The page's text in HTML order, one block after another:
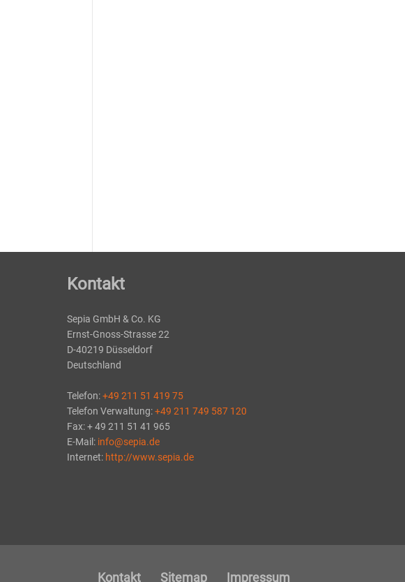
Kontakt
Sepia GmbH & Co. KG
Ernst-Gnoss-Strasse 22
D-40219 Düsseldorf
Deutschland
Telefon:+49 211 51 419 75
Telefon Verwaltung:+49 211 749 587 120
Fax: + 49 211 51 41 965
E-Mail: info@sepia.de
Internet: http://www.sepia.de
Kontakt Sitemap Impressum